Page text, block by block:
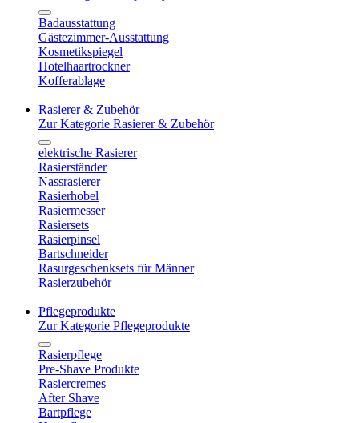
Badausstattung
Gästezimmer-Ausstattung
Kosmetikspiegel
Hotelhaartrockner
Kofferablage
Rasierer & Zubehör
Zur Kategorie Rasierer & Zubehör
elektrische Rasierer
Rasierständer
Nassrasierer
Rasierhobel
Rasiermesser
Rasiersets
Rasierpinsel
Bartschneider
Rasurgeschenksets für Männer
Rasierzubehör
Pflegeprodukte
Zur Kategorie Pflegeprodukte
Rasierpflege
Pre-Shave Produkte
Rasiercremes
After Shave
Bartpflege